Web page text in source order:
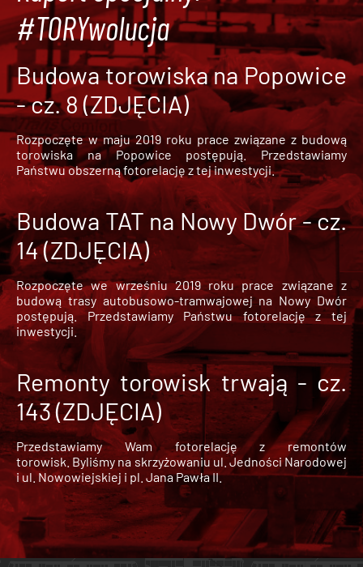
#TORYwolucja
Budowa torowiska na Popowice
- cz. 8 (ZDJĘCIA)
Rozpoczęte w maju 2019 roku prace związane z budową
torowiska na Popowice
postępują. Przedstawiamy
Państwu obszerną fotorelację z tej inwestycji.
Budowa TAT na Nowy Dwór - cz.
14 (ZDJĘCIA)
Rozpoczęte we wrześniu 2019 roku prace związane z
budową trasy autobusowo-tramwajowej na Nowy Dwór
postępują. Przedstawiamy Państwu fotorelację z tej
inwestycji.
Remonty torowisk trwają - cz.
143 (ZDJĘCIA)
Przedstawiamy Wam fotorelację z remontów
torowisk. Byliśmy na skrzyżowaniu ul. Jedności Narodowej
i ul. Nowowiejskiej i pl. Jana Pawła II.